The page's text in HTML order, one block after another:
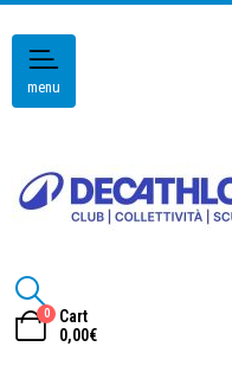
menu
0
Cart
0,00€